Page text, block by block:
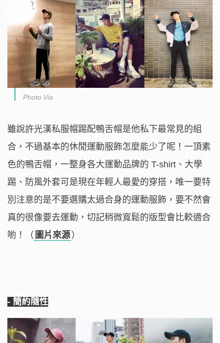
Photo Via
雖說許光漢私服帽踢配鴨舌帽是他私下最常見的組
合，不過基本的休閒運動服飾怎麼能少了呢！一頂素
色的鴨舌帽，一整身各大運動品牌的 T-shirt、大學
踢、防風外套可是現在年輕人最愛的穿搭，唯一要特
別注意的是不要選購太過合身的運動服飾，要不然會
真的很像要去運動，切記稍微寬鬆的版型會比較適合
喲！（ 圖片來源）
- 簡約隨性